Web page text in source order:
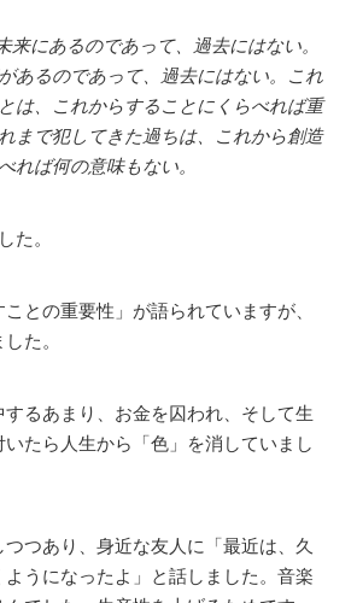
来にあるのであって、過去にはない。
あるのであって、過去にはない。これ
は、これからすることにくらべれば重
まで犯してきた過ちは、これから創造
れば何の意味もない。
た。
との重要性」が語られていますが、
た。
るあまり、お金を囚われ、そして生
たら人生から「色」を消していまし
つあり、身近な友人に「最近は、久
ようになったよ」と話しました。音楽